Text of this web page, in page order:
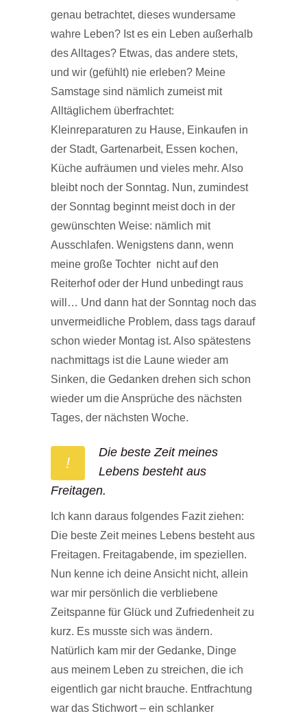
genau betrachtet, dieses wundersame
wahre Leben? Ist es ein Leben außerhalb
des Alltages? Etwas, das andere stets,
und wir (gefühlt) nie erleben? Meine
Samstage sind nämlich zumeist mit
Alltäglichem überfrachtet:
Kleinreparaturen zu Hause, Einkaufen in
der Stadt, Gartenarbeit, Essen kochen,
Küche aufräumen und vieles mehr. Also
bleibt noch der Sonntag. Nun, zumindest
der Sonntag beginnt meist doch in der
gewünschten Weise: nämlich mit
Ausschlafen. Wenigstens dann, wenn
meine große Tochter nicht auf den
Reiterhof oder der Hund unbedingt raus
will… Und dann hat der Sonntag noch das
unvermeidliche Problem, dass tags darauf
schon wieder Montag ist. Also spätestens
nachmittags ist die Laune wieder am
Sinken, die Gedanken drehen sich schon
wieder um die Ansprüche des nächsten
Tages, der nächsten Woche.
!
Die beste Zeit meines
Lebens besteht aus
Freitagen.
Ich kann daraus folgendes Fazit ziehen:
Die beste Zeit meines Lebens besteht aus
Freitagen. Freitagabende, im speziellen.
Nun kenne ich deine Ansicht nicht, allein
war mir persönlich die verbliebene
Zeitspanne für Glück und Zufriedenheit zu
kurz. Es musste sich was ändern.
Natürlich kam mir der Gedanke, Dinge
aus meinem Leben zu streichen, die ich
eigentlich gar nicht brauche. Entfrachtung
war das Stichwort – ein schlanker